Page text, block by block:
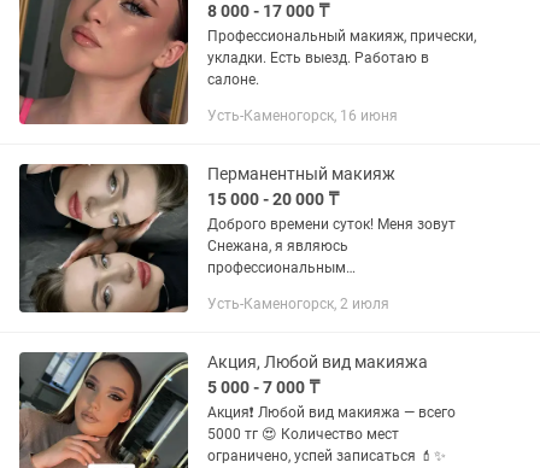
8 000 - 17 000 ₸
Профессиональный макияж, прически,
укладки. Есть выезд. Работаю в
салоне.
Усть-Каменогорск, 16 июня
Перманентный макияж
15 000 - 20 000 ₸
Доброго времени суток! Меня зовут
Снежана, я являюсь
профессиональным
перманентного макияжа. Помогают
использованием качественных...
Усть-Каменогорск, 2 июля
Акция, Любой вид макияжа
5 000 - 7 000 ₸
Акция❗️ Любой вид макияжа — всего
5000 тг 😍 Количество мест
ограничено, успей записаться 💄✨